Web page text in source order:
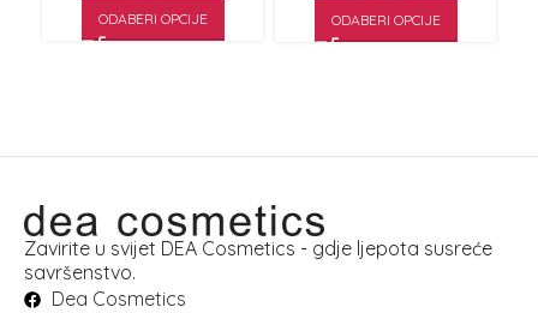
ODABERI OPCIJE ODABERI OPCIJE
Zavirite u svijet DEA Cosmetics - gdje ljepota susreće
savršenstvo.
Dea Cosmetics